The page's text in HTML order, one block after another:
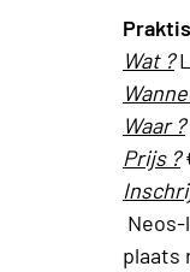
Wat ?
Waar ?
Prijs ?
plaats